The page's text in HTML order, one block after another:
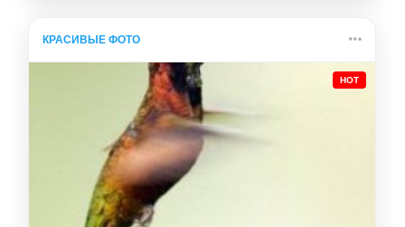
КРАСИВЫЕ ФОТО
HOT